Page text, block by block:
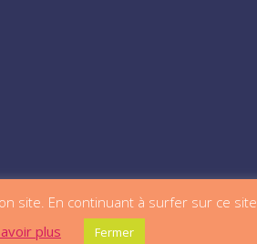
naviguant sur ce site, vous acceptez
En continuant à surfer sur ce
plus
Fermer